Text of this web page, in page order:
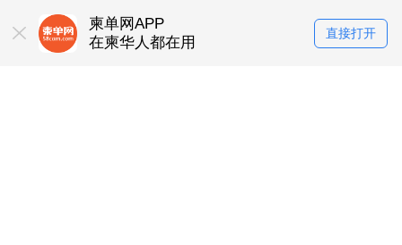
柬单网APP
在柬华人都在用
直接打开